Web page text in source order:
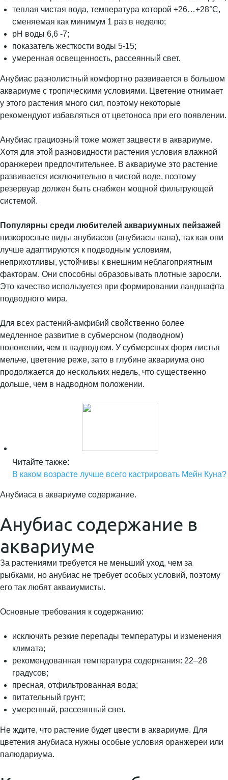
теплая чистая вода, температура которой +26…+28°C,
сменяемая как минимум 1 раз в неделю;
pH воды 6,6 -7;
показатель жесткости воды 5-15;
умеренная освещенность, рассеянный свет.
Анубиас разнолистный комфортно развивается в большом
аквариуме с тропическими условиями. Цветение отнимает
у этого растения много сил, поэтому некоторые
рекомендуют избавляться от цветоноса при его появлении.
Анубиас грациозный тоже может зацвести в аквариуме.
Хотя для этой разновидности растения условия влажной
оранжереи предпочтительнее. В аквариуме это растение
развивается исключительно в чистой воде, поэтому
резервуар должен быть снабжен мощной фильтрующей
системой.
Популярны среди любителей аквариумных пейзажей
низкорослые виды анубиасов (анубиасы нана), так как они
лучше адаптируются к подводным условиям,
неприхотливы, устойчивы к внешним неблагоприятным
факторам. Они способны образовывать плотные заросли.
Это качество используется при формировании ландшафта
подводного мира.
Для всех растений-амфибий свойственно более
медленное развитие в субмерсном (подводном)
положении, чем в надводном. У субмерсных форм листья
мельче, цветение реже, зато в глубине аквариума оно
продолжается до нескольких недель, что существенно
дольше, чем в надводном положении.
Читайте также:
В каком возрасте лучше всего кастрировать Мейн Куна?
Анубиаса в аквариуме содержание.
Анубиас содержание в
аквариуме
За растениями требуется не меньший уход, чем за
рыбками, но анубиас не требует особых условий, поэтому
его так любят акваиумисты.
Основные требования к содержанию:
исключить резкие перепады температуры и изменения
климата;
рекомендованная температура содержания: 22–28
градусов;
пресная, отфильтрованная вода;
питательный грунт;
умеренный, рассеянный свет.
Не ждите, что растение будет цвести в аквариуме. Для
цветения анубиаса нужны особые условия оранжереи или
палюдариума.